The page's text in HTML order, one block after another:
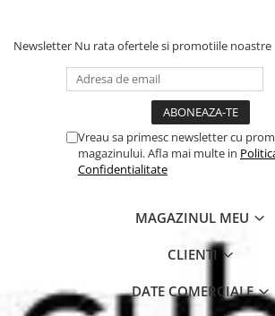
Newsletter Nu rata ofertele si promotiile noastre
Vreau sa primesc newsletter cu
magazinului. Afla mai multe in
Confidentialitate
MAGAZINUL MEU
CLIENTI
DATE COMERCIALE